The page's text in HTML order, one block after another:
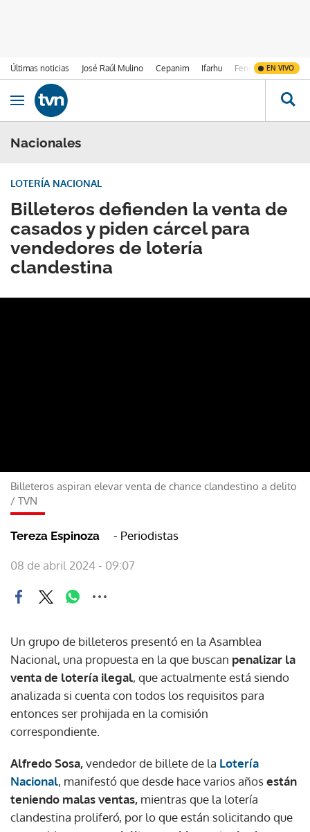
Últimas noticias José Raúl Mulino Cepanim Ifarhu Fenómeno de El
EN VIVO
Ir al contenido
Obrir navegació
Nacionales
Billeteros defienden la venta de
casados y piden cárcel para
vendedores de lotería
clandestina
LOTERÍA NACIONAL
Billeteros aspiran elevar venta de chance clandestino a delito
/ TVN
Tereza Espinoza - Periodistas
08 de abril 2024 - 09:07
Un grupo de billeteros presentó en la Asamblea
Nacional, una propuesta en la que buscan penalizar la
venta de lotería ilegal, que actualmente está siendo
analizada si cuenta con todos los requisitos para
entonces ser prohijada en la comisión
correspondiente.
Alfredo Sosa,vendedor de billete de la Lotería
Nacional, manifestó que desde hace varios añosestán
teniendo malas ventas, mientras que la lotería
clandestina proliferó, por lo que están solicitando que